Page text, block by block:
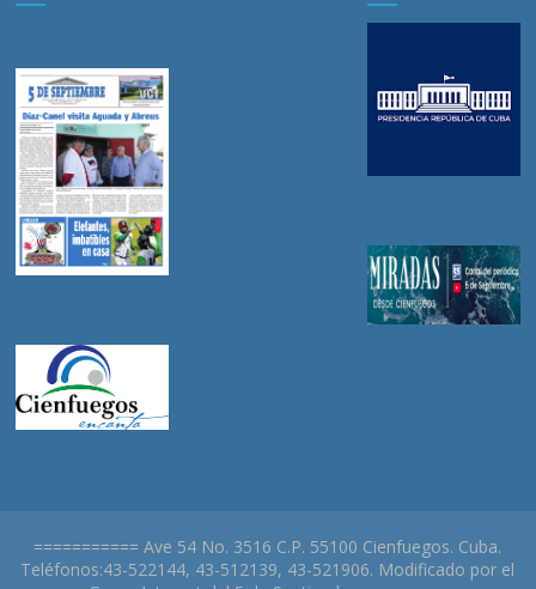
=========== Ave 54 No. 3516 C.P. 55100 Cienfuegos. Cuba.
Teléfonos:43-522144, 43-512139, 43-521906. Modificado por el